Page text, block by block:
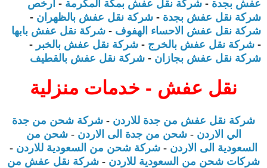
عفش بجدة - شركة نقل عفش بمكة المكرمة - أرخص
شركة نقل عفش بجدة - شركة نقل عفش بالظهران -
شركة نقل عفش الاحساء الهفوف - شركة نقل عفش بابها
- شركة نقل عفش بالخرج - شركة نقل عفش بالخبر -
شركة نقل عفش بجازان - شركة نقل عفش بالقطيف
نقل عفش - خدمات منزلية
شركة نقل عفش من جدة للاردن - شركة شحن من جدة
الي الاردن -شحن من جدة الى الاردن -شحن من
السعودية الى الاردن - شركة شحن من السعودية للاردن -
شركات شحن من السعودية للاردن - شركة نقل عفش من